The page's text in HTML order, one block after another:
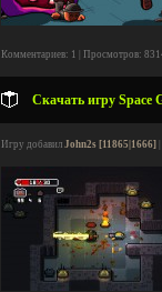
Комментариев: 1 | Просмотров:
Скачать игру Space
Игру добавил John2s [11865|1666]